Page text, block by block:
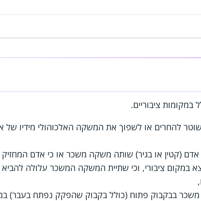
ציבוריים.
להחרים או לשפוך את המשקה האלכוהולי מידיו של
אדם (קטין או בגיר) שותה משקה משכר או כי אדם
במקום ציבורי, וכי שתיית המשקה המשכר עלולה
בבקבוק פתוח (כולל בקבוק שהפקק נפתח בעבר)